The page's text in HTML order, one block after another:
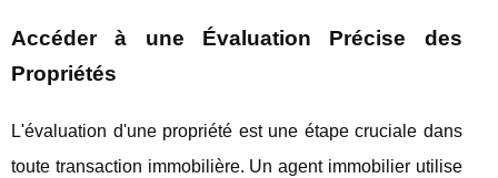
Accéder à une Évaluation Précise des
Propriétés
L'évaluation d'une propriété est une étape cruciale dans
toute transaction immobilière. Un agent immobilier utilise